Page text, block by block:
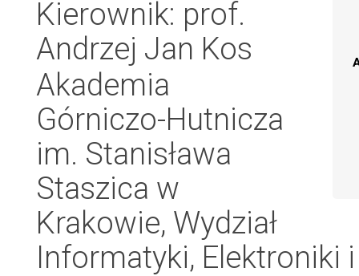
Kierownik: prof.
Andrzej Jan Kos
Akademia
Górniczo-Hutnicza
im. Stanisława
Staszica w
Krakowie, Wydział
Informatyki, Elektroniki